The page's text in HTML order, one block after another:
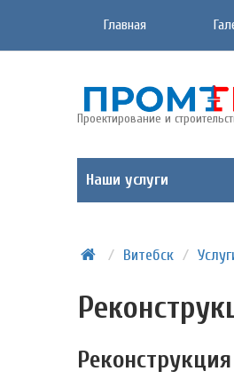
Главная
Проектирование и
Наши услуги
/ Витебск /